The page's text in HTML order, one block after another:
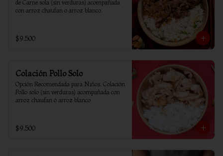
de Carne sola (sin verduras) acompañada
con arroz chaufan o arroz blanco.
$9.500
Colación Pollo Solo
Opción Recomendada para Niños. Colación
Pollo solo (sin verduras) acompañada con
arroz chaufan ó arroz blanco
$9.500